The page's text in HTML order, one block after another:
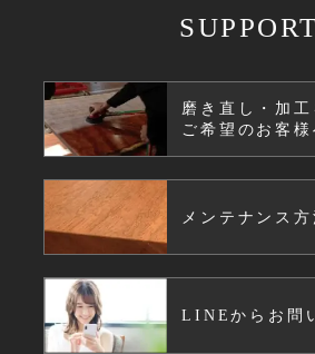
SUPPORT
磨き直し・加工
ご希望のお客様
メンテナンス方
LINEからお問